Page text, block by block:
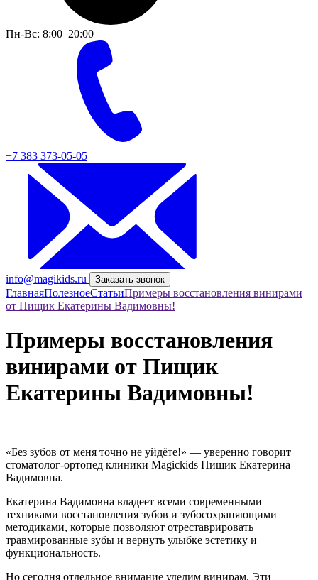
Пн-Вс: 8:00–20:00
+7 383 373-05-05
info@magikids.ru Заказать звонок
ГлавнаяПолезноеСтатьиПримеры восстановления винирами
от Пищик Екатерины Вадимовны!
Примеры восстановления
винирами от Пищик
Екатерины Вадимовны!
«Без зубов от меня точно не уйдёте!» — уверенно говорит
стоматолог-ортопед клиники Magickids Пищик Екатерина
Вадимовна.
Екатерина Вадимовна владеет всеми современными
техниками восстановления зубов и зубосохраняющими
методиками, которые позволяют отреставрировать
травмированные зубы и вернуть улыбке эстетику и
функциональность.
Но сегодня отдельное внимание уделим винирам. Эти